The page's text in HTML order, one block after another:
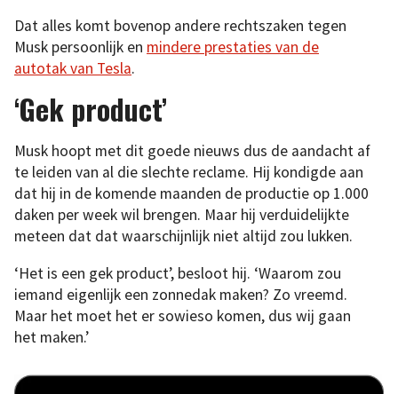
Dat alles komt bovenop andere rechtszaken tegen
Musk persoonlijk en mindere prestaties van de
autotak van Tesla.
‘Gek product’
Musk hoopt met dit goede nieuws dus de aandacht af
te leiden van al die slechte reclame. Hij kondigde aan
dat hij in de komende maanden de productie op 1.000
daken per week wil brengen. Maar hij verduidelijkte
meteen dat dat waarschijnlijk niet altijd zou lukken.
‘Het is een gek product’, besloot hij. ‘Waarom zou
iemand eigenlijk een zonnedak maken? Zo vreemd.
Maar het moet het er sowieso komen, dus wij gaan
het maken.’